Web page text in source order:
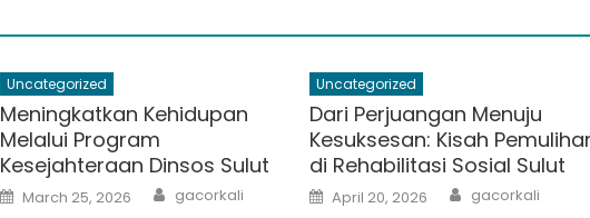
Uncategorized
Meningkatkan Kehidupan
Melalui Program
Kesejahteraan Dinsos Sulut
Posted
on
March 25, 2026 Author
gacorkali
Uncategorized
Dari Perjuangan Menuju
Kesuksesan: Kisah
di Rehabilitasi Sosial Sulut
Posted
on
April 20, 2026 Author
gacorkali